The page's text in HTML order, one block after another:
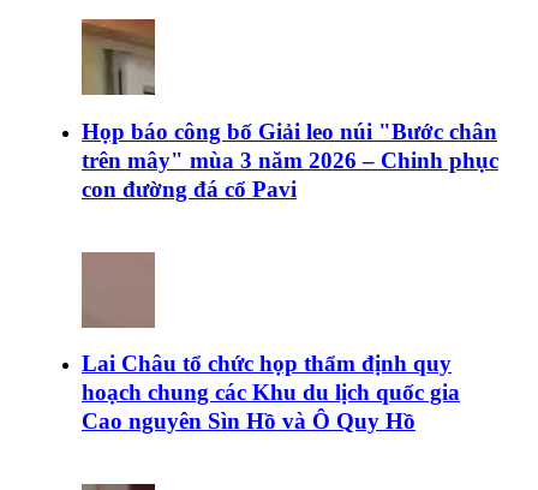
Họp báo công bố Giải leo núi "Bước chân
trên mây" mùa 3 năm 2026 – Chinh phục
con đường đá cổ Pavi
Lai Châu tổ chức họp thẩm định quy
hoạch chung các Khu du lịch quốc gia
Cao nguyên Sìn Hồ và Ô Quy Hồ